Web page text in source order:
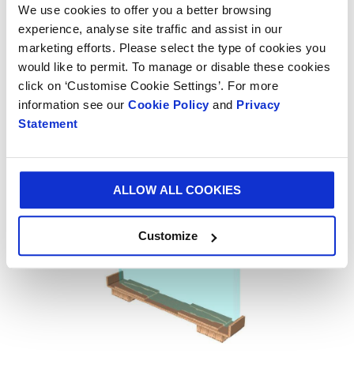
We use cookies to offer you a better browsing
experience, analyse site traffic and assist in our
marketing efforts. Please select the type of cookies you
would like to permit. To manage or disable these cookies
click on ‘Customise Cookie Settings’. For more
information see our Cookie Policy and Privacy
Statement
ALLOW ALL COOKIES
Customize
d'approvisionnement en termes de temps, de coûts et de
développement durable.
« Notre nouvelle solution à base de papier, combinant les
capacités de production de carton ondulé et de carton nid
d'abeille, est solide et nous permet de fournir un service
innovant et fiable à notre précieux partenaire Scania.”